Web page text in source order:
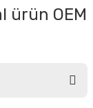
ürün OEM